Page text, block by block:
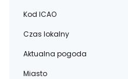
Kod ICAO
Czas lokalny
Aktualna pogoda
Miasto